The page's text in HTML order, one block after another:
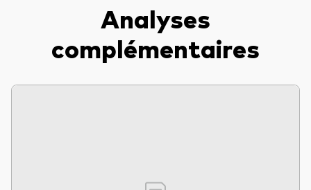
Analyses
complémentaires